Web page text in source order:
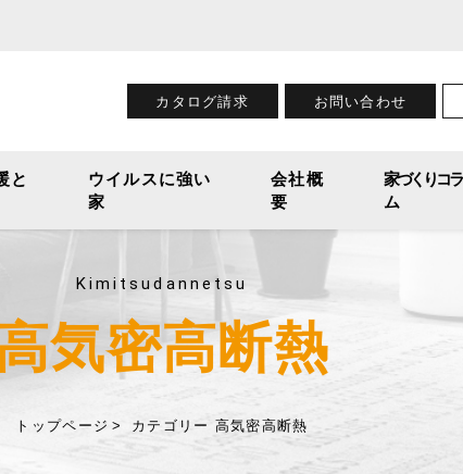
カタログ請求 お問い合わせ
と
ウイルスに強い
家
会社概
要
家づくりコラ
ム
Kimitsudannetsu
気密高断熱
トップページ カテゴリー 高気密高断熱